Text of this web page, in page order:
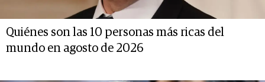
Quiénes son las 10 personas más ricas del
mundo en agosto de 2026